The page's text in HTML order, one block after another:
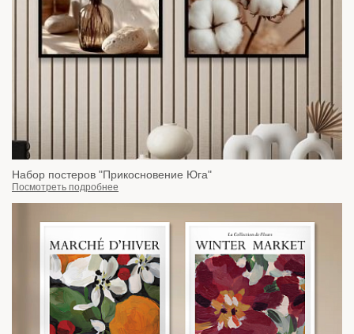
Набор постеров "Прикосновение Юга"
Посмотреть подробнее